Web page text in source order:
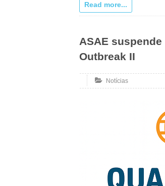
Read more...
ASAE
Outbreak II
Notícias